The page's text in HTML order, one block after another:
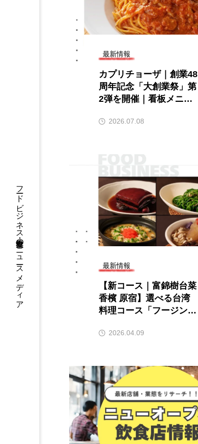
フードビジネス・飲食業界のニュースメディア
最新情報
カプリチョーザ｜創業48
周年記念「大創業祭」第
2弾を開催｜看板メニュ
スパゲティ」が半額に
2026.07.08
最新情報
【新コース｜富錦樹台菜
香檳 原宿】選べる台湾
料理コース「フージンツ
開始2026.04.09